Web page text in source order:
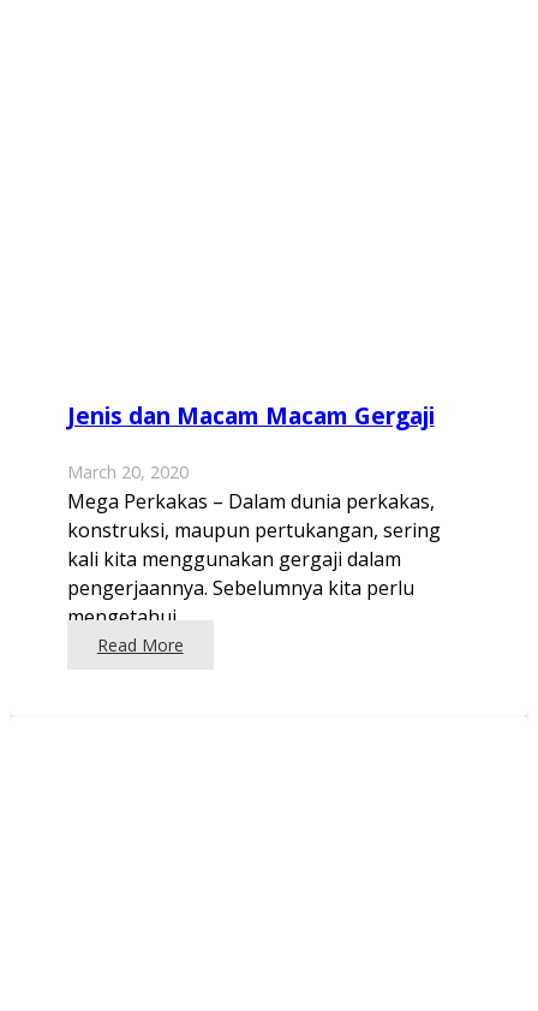
Jenis dan Macam Macam Gergaji
March 20, 2020
Mega Perkakas – Dalam dunia perkakas,
konstruksi, maupun pertukangan, sering
kali kita menggunakan gergaji dalam
pengerjaannya. Sebelumnya kita perlu
mengetahui…
Read More